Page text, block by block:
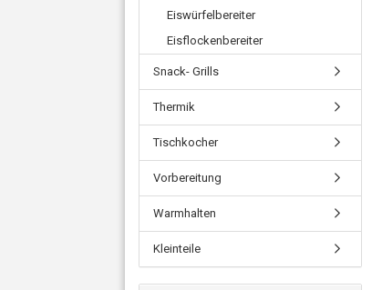
Eiswürfelbereiter
Eisflockenbereiter
Snack- Grills
Thermik
Tischkocher
Vorbereitung
Warmhalten
Kleinteile